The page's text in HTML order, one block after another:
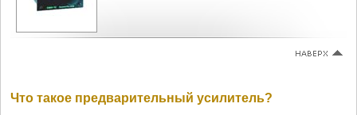
Что такое предварительный усилитель?